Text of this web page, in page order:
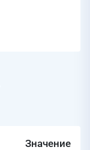
Значение